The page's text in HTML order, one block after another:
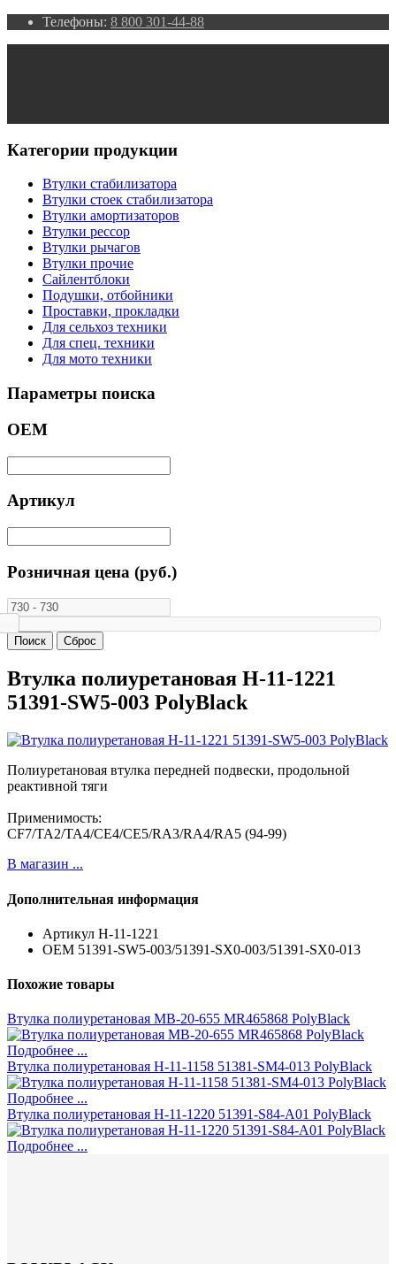
Телефоны: 8 800 301-44-88
Категории продукции
Втулки стабилизатора
Втулки стоек стабилизатора
Втулки амортизаторов
Втулки рессор
Втулки рычагов
Втулки прочие
Сайлентблоки
Подушки, отбойники
Проставки, прокладки
Для сельхоз техники
Для спец. техники
Для мото техники
Параметры поиска
ОЕМ
Артикул
Розничная цена (руб.)
Втулка полиуретановая H-11-1221
51391-SW5-003 PolyBlack
Полиуретановая втулка передней подвески, продольной
реактивной тяги
Применимость:
CF7/TA2/TA4/CE4/CE5/RA3/RA4/RA5 (94-99)
В магазин ...
Дополнительная информация
Артикул H-11-1221
ОЕМ 51391-SW5-003/51391-SX0-003/51391-SX0-013
Похожие товары
Втулка полиуретановая MB-20-655 MR465868 PolyBlack
Подробнее ...
Втулка полиуретановая H-11-1158 51381-SM4-013 PolyBlack
Подробнее ...
Втулка полиуретановая H-11-1220 51391-S84-A01 PolyBlack
Подробнее ...